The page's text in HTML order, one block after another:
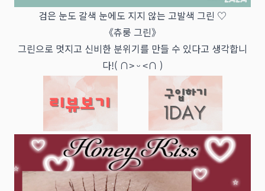
검은 눈도 갈색 눈에도 지지 않는 고발색 그린 ♡
《츄룽 그린》
그린으로 멋지고 신비한 분위기를 만들 수 있다고 생각합니
다!( ∩˃ ᵕ ˂∩ )